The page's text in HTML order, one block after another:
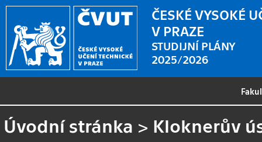
ČESKÉ VYSOKÉ
V PRAZE
STUDIJNÍ PLÁNY
2025/2026
Úvodní stránka > Kloknerův